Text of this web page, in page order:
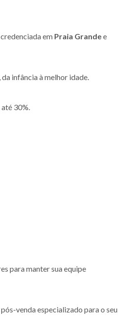
em Praia Grandee
infância à melhor idade.
30%.
para manter sua equipe
venda especializado para o seu